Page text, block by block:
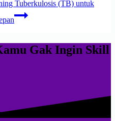
Tuberkulosis (TB) untuk
Gak Ingin Skill